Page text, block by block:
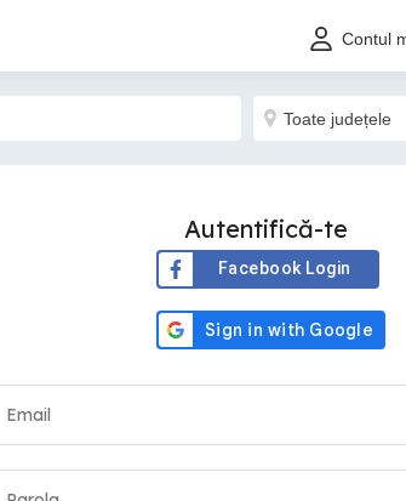
Contul
Autentifică-te
Facebook Login